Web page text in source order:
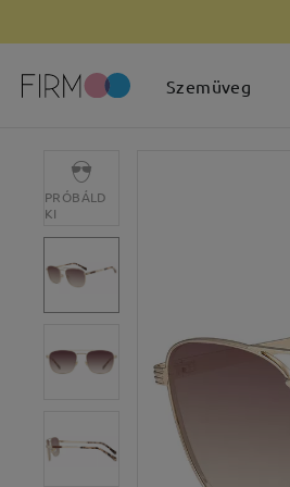
Szemüveg
PRÓBÁLD
KI